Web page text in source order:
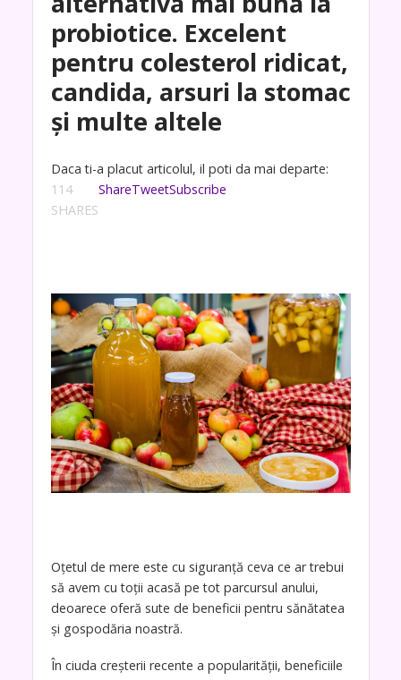
probiotice. Excelent
pentru colesterol ridicat,
candida, arsuri la stomac
și multe altele
Daca ti-a placut articolul, il poti da mai departe:
114
SHARES
ShareTweetSubscribe
Oțetul de mere este cu siguranță ceva ce ar trebui
să avem cu toții acasă pe tot parcursul anului,
deoarece oferă sute de beneficii pentru sănătatea
și gospodăria noastră.
În ciuda creșterii recente a popularității, beneficiile